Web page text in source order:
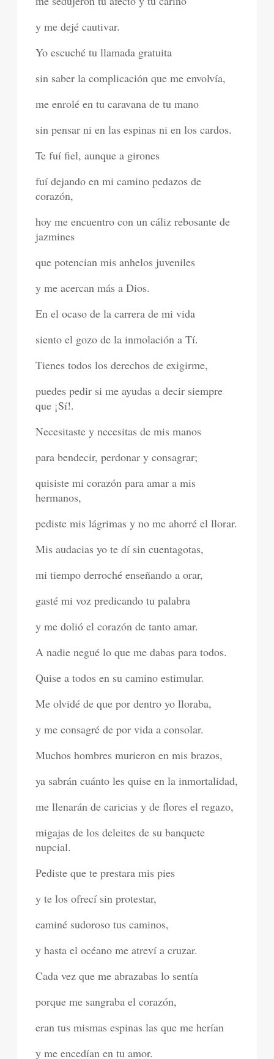
y me dejé cautivar.
Yo escuché tu llamada gratuita
sin saber la complicación que me envolvía,
me enrolé en tu caravana de tu mano
sin pensar ni en las espinas ni en los cardos.
Te fuí fiel, aunque a girones
fuí dejando en mi camino pedazos de
corazón,
hoy me encuentro con un cáliz rebosante de
jazmines
que potencian mis anhelos juveniles
y me acercan más a Dios.
En el ocaso de la carrera de mi vida
siento el gozo de la inmolación a Tí.
Tienes todos los derechos de exigirme,
puedes pedir si me ayudas a decir siempre
que ¡Sí!.
Necesitaste y necesitas de mis manos
para bendecir, perdonar y consagrar;
quisiste mi corazón para amar a mis
hermanos,
pediste mis lágrimas y no me ahorré el llorar.
Mis audacias yo te dí sin cuentagotas,
mi tiempo derroché enseñando a orar,
gasté mi voz predicando tu palabra
y me dolió el corazón de tanto amar.
A nadie negué lo que me dabas para todos.
Quise a todos en su camino estimular.
Me olvidé de que por dentro yo lloraba,
y me consagré de por vida a consolar.
Muchos hombres murieron en mis brazos,
ya sabrán cuánto les quise en la inmortalidad,
me llenarán de caricias y de flores el regazo,
migajas de los deleites de su banquete
nupcial.
Pediste que te prestara mis pies
y te los ofrecí sin protestar,
caminé sudoroso tus caminos,
y hasta el océano me atreví a cruzar.
Cada vez que me abrazabas lo sentía
porque me sangraba el corazón,
eran tus mismas espinas las que me herían
y me encedían en tu amor.